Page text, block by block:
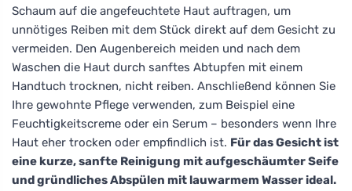
Schaum auf die angefeuchtete Haut auftragen, um
unnötiges Reiben mit dem Stück direkt auf dem Gesicht zu
vermeiden. Den Augenbereich meiden und nach dem
Waschen die Haut durch sanftes Abtupfen mit einem
Handtuch trocknen, nicht reiben. Anschließend können Sie
Ihre gewohnte Pflege verwenden, zum Beispiel eine
Feuchtigkeitscreme oder ein Serum – besonders wenn Ihre
Haut eher trocken oder empfindlich ist. Für das Gesicht ist
eine kurze, sanfte Reinigung mit aufgeschäumter Seife
und gründliches Abspülen mit lauwarmem Wasser ideal.